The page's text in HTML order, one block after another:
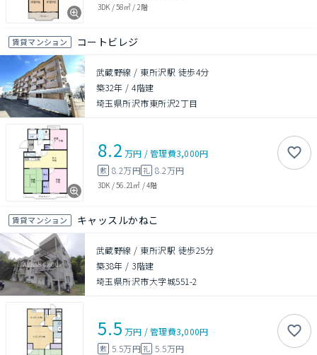
3DK /58㎡/ 2階
賃貸マンション コートビレジ
武蔵野線 / 東所沢駅 徒歩4分
築32年 /4階建
埼玉県所沢市東所沢2丁目
8.2 万円 /管理費3,000円
敷 8.2万円礼 8.2万円
3DK /56.21㎡ /4階
賃貸マンション キャッスルかねこ
武蔵野線 / 東所沢駅 徒歩25分
築38年 / 3階建
埼玉県所沢市大字城551-2
5.5 万円 /管理費3,000円
敷 5.5万円礼 5.5万円